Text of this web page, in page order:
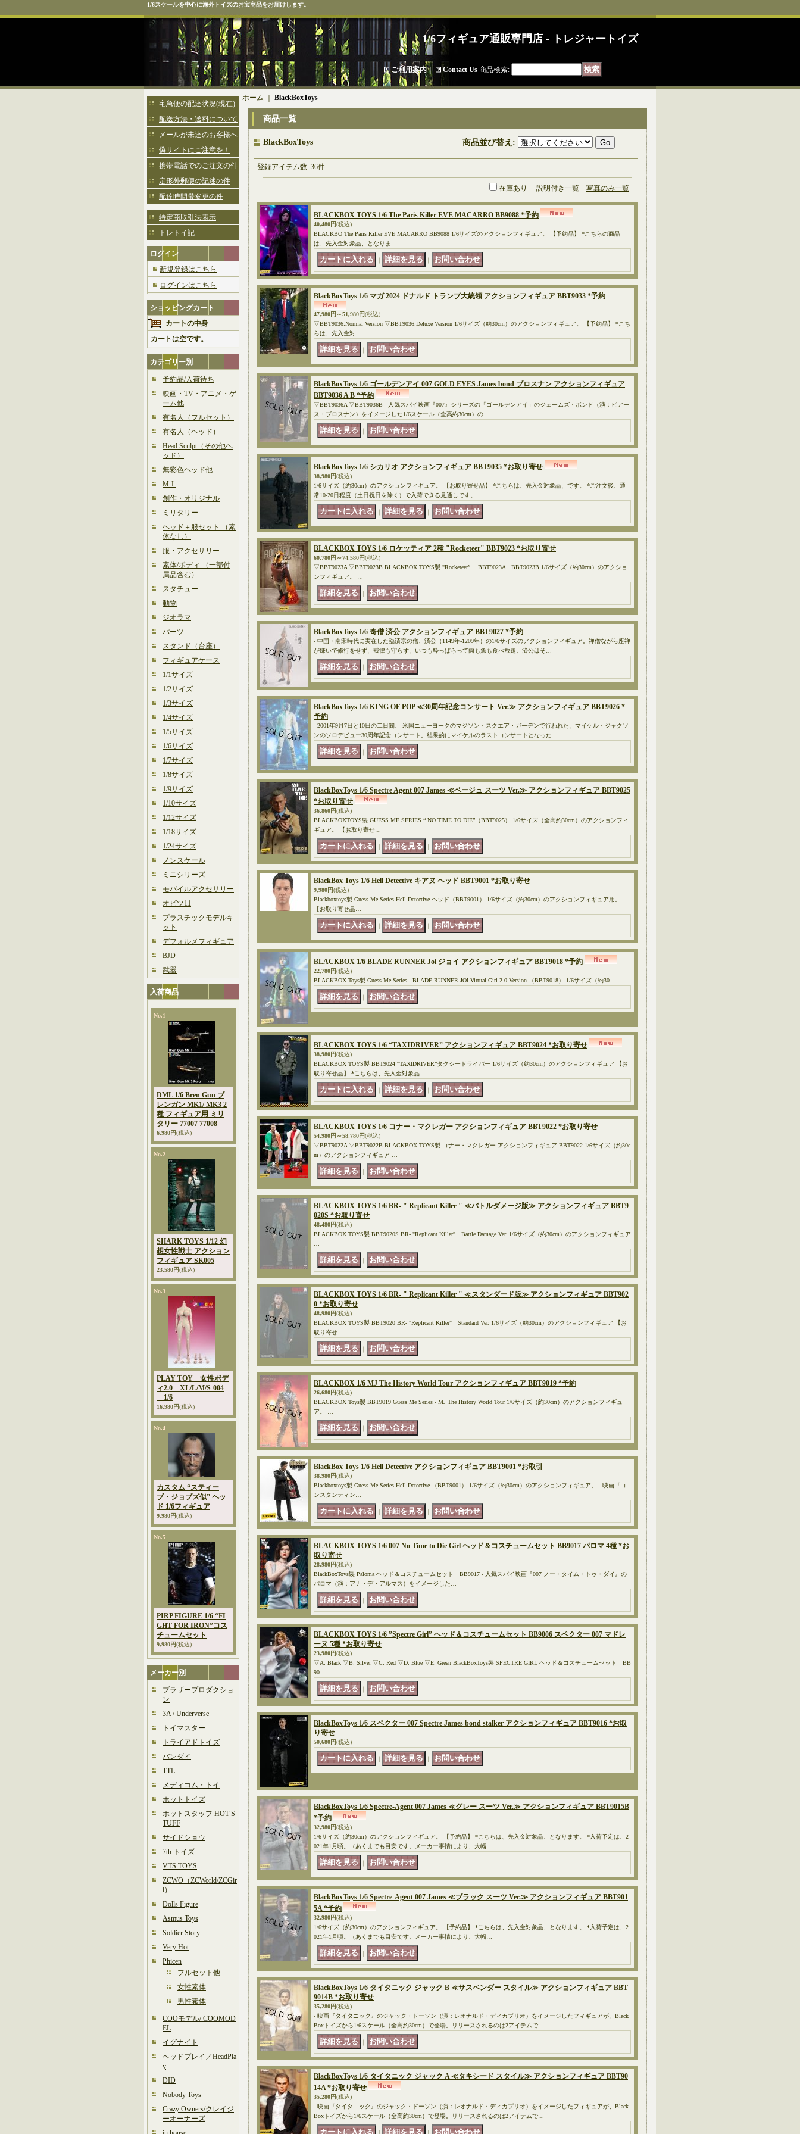
1/6スケールを中心に海外トイズのお宝商品をお届けします。
1/6フィギュア通販専門店 - トレジャートイズ
ご利用案内｜ Contact Us 商品検索:
宅急便の配達状況(現在)
配送方法・送料について
メールが未達のお客様へ
偽サイトにご注意を！
携帯電話でのご注文の件
定形外郵便の記述の件
配達時間帯変更の件
特定商取引法表示
トレトイ記
ログイン
新規登録はこちら
ログインはこちら
ショッピングカート
カートの中身
カートは空です。
カテゴリー別
予約品/入荷待ち
映画・TV・アニメ・ゲ
ーム他
有名人（フルセット）
有名人（ヘッド）
Head Sculpt（その他ヘ
ッド）
無彩色ヘッド他
M.J.
創作・オリジナル
ミリタリー
ヘッド＋服セット （素
体なし）
服・アクセサリー
素体/ボディ （一部付
属品含む）
スタチュー
動物
ジオラマ
パーツ
スタンド（台座）
フィギュアケース
1/1サイズ
1/2サイズ
1/3サイズ
1/4サイズ
1/5サイズ
1/6サイズ
1/7サイズ
1/8サイズ
1/9サイズ
1/10サイズ
1/12サイズ
1/18サイズ
1/24サイズ
ノンスケール
ミニシリーズ
モバイルアクセサリー
オビツ11
プラスチックモデルキ
ット
デフォルメフィギュア
BJD
武器
入荷商品
No.1
DML 1/6 Bren Gun ブ
レンガン MK1/ MK3 2
種 フィギュア用 ミリ
タリー 77007 77008
6,980円(税込)
No.2
SHARK TOYS 1/12 幻
想女性戦士 アクション
フィギュア SK005
23,580円(税込)
No.3
PLAY TOY 女性ボデ
ィ2.0 XL/L/M/S-004
1/6
16,980円(税込)
No.4
カスタム “スティー
ブ・ジョブズ似” ヘッ
ド 1/6フィギュア
9,980円(税込)
No.5
PIRP FIGURE 1/6 “FI
GHT FOR IRON”コス
チュームセット
9,980円(税込)
メーカー別
ブラザープロダクショ
ン
3A / Underverse
トイマスター
トライアドトイズ
バンダイ
TTL
メディコム・トイ
ホットトイズ
ホットスタッフ HOT S
TUFF
サイドショウ
7th トイズ
VTS TOYS
ZCWO（ZCWorld/ZCGir
l）
Dolls Figure
Asmus Toys
Soldier Story
Very Hot
Phicen
フルセット他
女性素体
男性素体
COOモデル/ COOMOD
EL
イグナイト
ヘッドプレイ／HeadPla
y
DID
Nobody Toys
Crazy Owners/クレイジ
ーオーナーズ
ホーム BlackBoxToys
商品一覧
BlackBoxToys 商品並び替え :
登録アイテム数: 36件
在庫あり 説明付き一覧 写真のみ一覧
BLACKBOX TOYS 1/6 The Paris Killer EVE MACARRO BB9088 *予約
40,480円(税込)
BLACKBO The Paris Killer EVE MACARRO BB9088 1/6サイズのアクションフィギュア。 【予約品】 *こちらの商品
は、先入金対象品、となりま…
｜ ｜
BlackBoxToys 1/6 マガ 2024 ドナルド トランプ大統領 アクションフィギュア BBT9033 *予約
47,980円～51,980円(税込)
▽BBT9036:Normal Version ▽BBT9036:Deluxe Version 1/6サイズ（約30cm）のアクションフィギュア。 【予約品】 *こち
らは、先入金対…
｜
BlackBoxToys 1/6 ゴールデンアイ 007 GOLD EYES James bond ブロスナン アクションフィギュア
BBT9036 A B *予約
▽BBT9036A ▽BBT9036B - 人気スパイ映画『007』シリーズの「ゴールデンアイ」のジェームズ・ボンド（演：ピアー
ス・ブロスナン）をイメージした1/6スケール（全高約30cm）の…
｜
BlackBoxToys 1/6 シカリオ アクションフィギュア BBT9035 *お取り寄せ
38,980円(税込)
1/6サイズ（約30cm）のアクションフィギュア。 【お取り寄せ品】 *こちらは、先入金対象品、です。 *ご注文後、通
常10-20日程度（土日祝日を除く）で入荷できる見通しです。…
｜ ｜
BLACKBOX TOYS 1/6 ロケッティア 2種 "Rocketeer" BBT9023 *お取り寄せ
60,780円～74,580円(税込)
▽BBT9023A ▽BBT9023B BLACKBOX TOYS製 "Rocketeer” BBT9023A BBT9023B 1/6サイズ（約30cm）のアクショ
ンフィギュア。 …
｜
BlackBoxToys 1/6 奇僧 済公 アクションフィギュア BBT9027 *予約
- 中国・南宋時代に実在した臨済宗の僧、済公（1149年-1209年）の1/6サイズのアクションフィギュア。禅僧ながら座禅
が嫌いで修行をせず、戒律も守らず、いつも酔っぱらって肉も魚も食べ放題。済公はそ…
｜
BlackBoxToys 1/6 KING OF POP ≪30周年記念コンサート Ver.≫ アクションフィギュア BBT9026 *
予約
- 2001年9月7日と10日の二日間、 米国ニューヨークのマジソン・スクエア・ガーデンで行われた、マイケル・ジャクソ
ンのソロデビュー30周年記念コンサート。結果的にマイケルのラストコンサートとなった…
｜
BlackBoxToys 1/6 Spectre Agent 007 James ≪ベージュ スーツ Ver.≫ アクションフィギュア BBT9025
*お取り寄せ
36,860円(税込)
BLACKBOXTOYS製 GUESS ME SERIES “ NO TIME TO DIE”（BBT9025） 1/6サイズ（全高約30cm）のアクションフィ
ギュア。 【お取り寄せ…
｜ ｜
BlackBox Toys 1/6 Hell Detective キアヌ ヘッド BBT9001 *お取り寄せ
9,980円(税込)
Blackboxtoys製 Guess Me Series Hell Detective ヘッド（BBT9001） 1/6サイズ（約30cm）のアクションフィギュア用。
【お取り寄せ品…
｜ ｜
BLACKBOX 1/6 BLADE RUNNER Joi ジョイ アクションフィギュア BBT9018 *予約
22,780円(税込)
BLACKBOX Toys製 Guess Me Series - BLADE RUNNER JOI Virtual Girl 2.0 Version （BBT9018） 1/6サイズ（約30…
｜
BLACKBOX TOYS 1/6 “TAXIDRIVER” アクションフィギュア BBT9024 *お取り寄せ
38,980円(税込)
BLACKBOX TOYS製 BBT9024 “TAXIDRIVER”タクシードライバー 1/6サイズ（約30cm）のアクションフィギュア 【お
取り寄せ品】 *こちらは、先入金対象品…
｜ ｜
BLACKBOX TOYS 1/6 コナー・マクレガー アクションフィギュア BBT9022 *お取り寄せ
54,980円～58,780円(税込)
▽BBT9022A ▽BBT9022B BLACKBOX TOYS製 コナー・マクレガー アクションフィギュア BBT9022 1/6サイズ（約30c
m）のアクションフィギュア …
｜
BLACKBOX TOYS 1/6 BR- " Replicant Killer " ≪バトルダメージ版≫ アクションフィギュア BBT9
020S *お取り寄せ
48,480円(税込)
BLACKBOX TOYS製 BBT9020S BR- "Replicant Killer" Battle Damage Ver. 1/6サイズ（約30cm）のアクションフィギュア
｜
BLACKBOX TOYS 1/6 BR- " Replicant Killer " ≪スタンダード版≫ アクションフィギュア BBT902
0 *お取り寄せ
48,980円(税込)
BLACKBOX TOYS製 BBT9020 BR- "Replicant Killer" Standard Ver. 1/6サイズ（約30cm）のアクションフィギュア 【お
取り寄せ…
｜
BLACKBOX 1/6 MJ The History World Tour アクションフィギュア BBT9019 *予約
26,680円(税込)
BLACKBOX Toys製 BBT9019 Guess Me Series - MJ The History World Tour 1/6サイズ（約30cm）のアクションフィギュ
ア。 …
｜
BlackBox Toys 1/6 Hell Detective アクションフィギュア BBT9001 *お取引
38,980円(税込)
Blackboxtoys製 Guess Me Series Hell Detective （BBT9001） 1/6サイズ（約30cm）のアクションフィギュア。 - 映画『コ
ンスタンティン…
｜ ｜
BLACKBOX TOYS 1/6 007 No Time to Die Girl ヘッド＆コスチュームセット BB9017 パロマ 4種 *お
取り寄せ
28,980円(税込)
BlackBoxToys製 Paloma ヘッド＆コスチュームセット BB9017 - 人気スパイ映画『007 ノー・タイム・トゥ・ダイ』の
パロマ（演：アナ・デ・アルマス）をイメージした…
｜
BLACKBOX TOYS 1/6 ”Spectre Girl” ヘッド＆コスチュームセット BB9006 スペクター 007 マドレ
ーヌ 5種 *お取り寄せ
23,980円(税込)
▽A: Black ▽B: Silver ▽C: Red ▽D: Blue ▽E: Green BlackBoxToys製 SPECTRE GIRL ヘッド＆コスチュームセット BB
90…
｜
BlackBoxToys 1/6 スペクター 007 Spectre James bond stalker アクションフィギュア BBT9016 *お取
り寄せ
50,680円(税込)
｜ ｜
BlackBoxToys 1/6 Spectre-Agent 007 James ≪グレー スーツ Ver.≫ アクションフィギュア BBT9015B
*予約
32,980円(税込)
1/6サイズ（約30cm）のアクションフィギュア。 【予約品】 *こちらは、先入金対象品、となります。 *入荷予定は、2
021年1月頃。（あくまでも目安です。メーカー事情により、大幅…
｜
BlackBoxToys 1/6 Spectre-Agent 007 James ≪ブラック スーツ Ver.≫ アクションフィギュア BBT901
5A *予約
32,980円(税込)
1/6サイズ（約30cm）のアクションフィギュア。 【予約品】 *こちらは、先入金対象品、となります。 *入荷予定は、2
021年1月頃。（あくまでも目安です。メーカー事情により、大幅…
｜
BlackBoxToys 1/6 タイタニック ジャック B ≪サスペンダー スタイル≫ アクションフィギュア BBT
9014B *お取り寄せ
35,280円(税込)
- 映画『タイタニック』のジャック・ドーソン（演：レオナルド・ディカプリオ）をイメージしたフィギュアが、Black
Boxトイズから1/6スケール（全高約30cm）で登場。リリースされるのは2アイテムで…
｜
BlackBoxToys 1/6 タイタニック ジャック A ≪タキシード スタイル≫ アクションフィギュア BBT90
14A *お取り寄せ
35,280円(税込)
- 映画『タイタニック』のジャック・ドーソン（演：レオナルド・ディカプリオ）をイメージしたフィギュアが、Black
Boxトイズから1/6スケール（全高約30cm）で登場。リリースされるのは2アイテムで…
｜ ｜